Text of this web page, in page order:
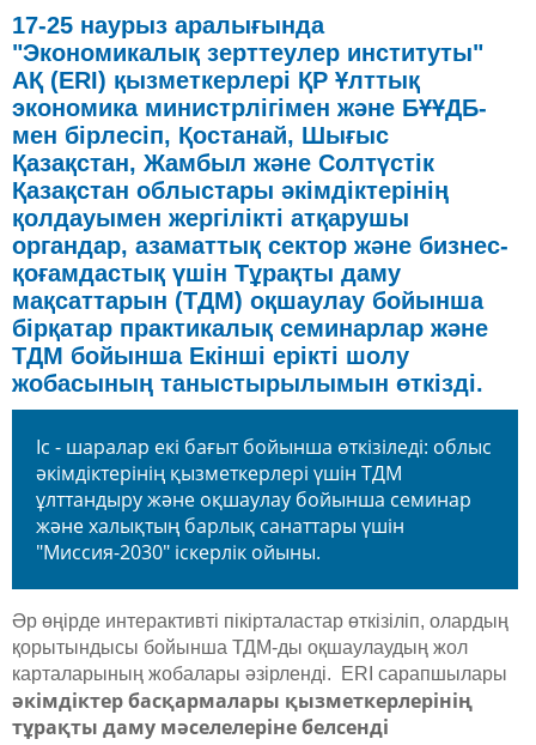
17-25 наурыз аралығында
"Экономикалық зерттеулер институты"
АҚ (ERI) қызметкерлері ҚР Ұлттық
экономика министрлігімен және БҰҰДБ-
мен бірлесіп, Қостанай, Шығыс
Қазақстан, Жамбыл және Солтүстік
Қазақстан облыстары әкімдіктерінің
қолдауымен жергілікті атқарушы
органдар, азаматтық сектор және бизнес-
қоғамдастық үшін Тұрақты даму
мақсаттарын (ТДМ) оқшаулау бойынша
бірқатар практикалық семинарлар және
ТДМ бойынша Екінші ерікті шолу
жобасының таныстырылымын өткізді.
Іс - шаралар екі бағыт бойынша өткізіледі: облыс
әкімдіктерінің қызметкерлері үшін ТДМ
ұлттандыру және оқшаулау бойынша семинар
және халықтың барлық санаттары үшін
"Миссия-2030" іскерлік ойыны.
Әр өңірде интерактивті пікірталастар өткізіліп, олардың
қорытындысы бойынша ТДМ-ды оқшаулаудың жол
карталарының жобалары әзірленді. ERI сарапшылары
әкімдіктер басқармалары қызметкерлерінің
тұрақты даму мәселелеріне белсенді